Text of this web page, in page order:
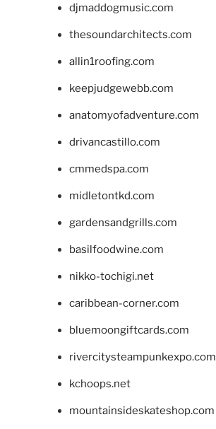
djmaddogmusic.com
thesoundarchitects.com
allin1roofing.com
keepjudgewebb.com
anatomyofadventure.com
drivancastillo.com
cmmedspa.com
midletontkd.com
gardensandgrills.com
basilfoodwine.com
nikko-tochigi.net
caribbean-corner.com
bluemoongiftcards.com
rivercitysteampunkexpo.com
kchoops.net
mountainsideskateshop.com